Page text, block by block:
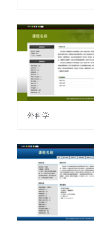
主讲教师: 李芝峰
外科学
主讲教师: 杨强